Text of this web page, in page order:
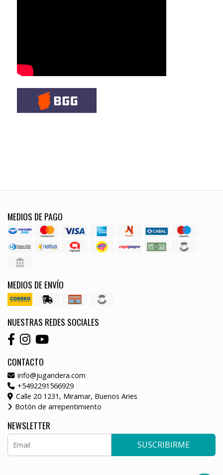
MEDIOS DE PAGO
MEDIOS DE ENVÍO
NUESTRAS REDES SOCIALES
CONTACTO
info@jugandera.com
+5492291566929
Calle 20 1231, Miramar, Buenos Aries
Botón de arrepentimiento
NEWSLETTER
SUSCRIBIRME